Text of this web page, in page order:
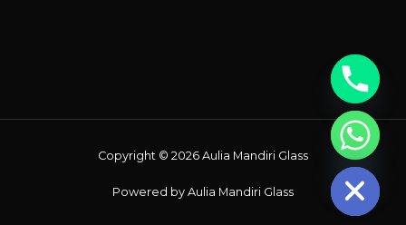
Copyright © 2026 Aulia Mandiri Glass
Powered by Aulia Mandiri Glass
Hide
Chaty